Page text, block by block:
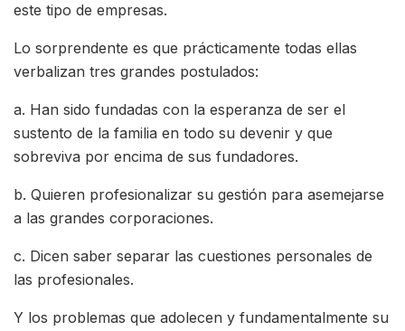
este tipo de empresas.
Lo sorprendente es que prácticamente todas ellas
verbalizan tres grandes postulados:
a. Han sido fundadas con la esperanza de ser el
sustento de la familia en todo su devenir y que
sobreviva por encima de sus fundadores.
b. Quieren profesionalizar su gestión para asemejarse
a las grandes corporaciones.
c. Dicen saber separar las cuestiones personales de
las profesionales.
Y los problemas que adolecen y fundamentalmente su